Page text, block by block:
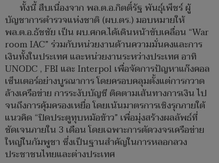
ทั้งนี้ สืบเนื่องจาก พล.ต.อ.กิตติ์รัฐ พันธุ์เพ็ชร์ ผู้
บัญชาการตำรวจแห่งชาติ (ผบ.ตร.) มอบหมายให้
พล.ต.อ.ธัชชัย เป็น ผบ.ศกค.ได้เดินหน้าขับเคลื่อน “War
room IAC” ร่วมกับหน่วยงานด้านความมั่นคงและการ
เงินทั้งในประเทศ และหน่วยงานระหว่างประเทศ อาทิ
UNODC , FBI และ Interpol เพื่อจัดการปัญหาแก๊งคอล
เซ็นเตอร์อย่างบูรณาการ โดยครอบคลุมตั้งแต่การกวาด
ล้างเครือข่าย การระงับบัญชี ติดตามเส้นทางการเงิน ไป
จนถึงการคุ้มครองเหยื่อ โดยเน้นมาตรการเชิงรุกภายใต้
แนวคิด “ปิดประตูทุบหม้อข้าว” เพื่อมุ่งสร้างผลลัพธ์ที่
ชัดเจนภายใน 3 เดือน โดยเฉพาะการตัดวงจรเครือข่าย
ใหญ่ในกัมพูชา ซึ่งเป็นฐานสำคัญในการหลอกลวง
ประชาชนไทยและต่างประเทศ